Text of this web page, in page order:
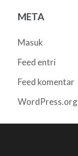
META
Masuk
Feed entri
Feed komentar
WordPress.org